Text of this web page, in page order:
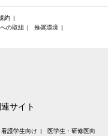
約
の取組
推奨環境
サイト
看護学生向け
医学生・研修医向